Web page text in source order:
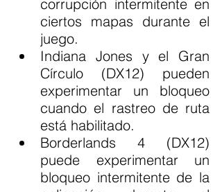
corrupción intermitente en
ciertos mapas durante el
juego.
Indiana Jones y el Gran
Círculo (DX12) pueden
experimentar un bloqueo
cuando el rastreo de ruta
está habilitado.
Borderlands 4 (DX12)
puede experimentar un
bloqueo intermitente de la